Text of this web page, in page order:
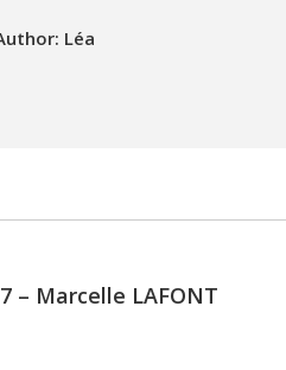
Léa
– Marcelle LAFONT